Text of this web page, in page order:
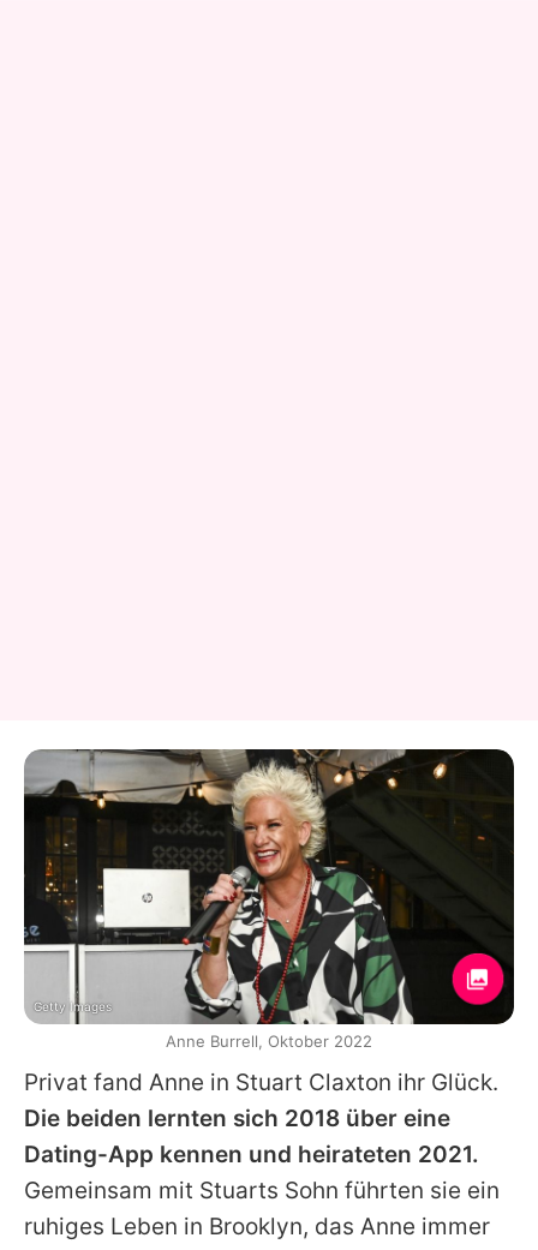
Privat fand Anne in Stuart Claxton ihr Glück.
Die beiden lernten sich 2018 über eine
Dating-App kennen und heirateten 2021.
Gemeinsam mit Stuarts Sohn führten sie ein
ruhiges Leben in Brooklyn, das Anne immer
Getty Images
Anne Burrell, Oktober 2022